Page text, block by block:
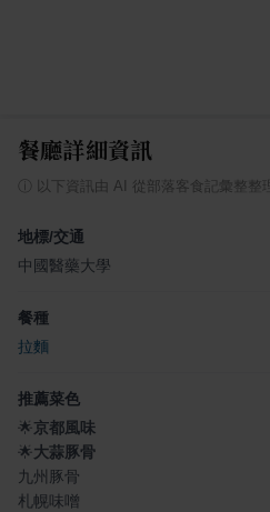
餐廳詳細資訊
以下資訊由 AI 從部落客食記彙整整理
地標/交通
中國醫藥大學
餐種
拉麵
推薦菜色
🌟京都風味
🌟大蒜豚骨
九州豚骨
札幌味噌